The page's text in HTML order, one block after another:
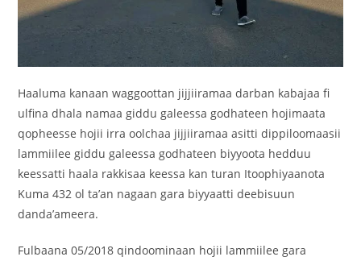
‎Haaluma kanaan waggoottan jijjiiramaa darban kabajaa fi
ulfina dhala namaa giddu galeessa godhateen hojimaata
qopheesse hojii irra oolchaa jijjiiramaa asitti dippiloomaasii
lammiilee giddu galeessa godhateen biyyoota hedduu
keessatti haala rakkisaa keessa kan turan Itoophiyaanota
Kuma 432 ol ta’an nagaan gara biyyaatti deebisuun
danda’ameera.
‎Fulbaana 05/2018 qindoominaan hojii lammiilee gara